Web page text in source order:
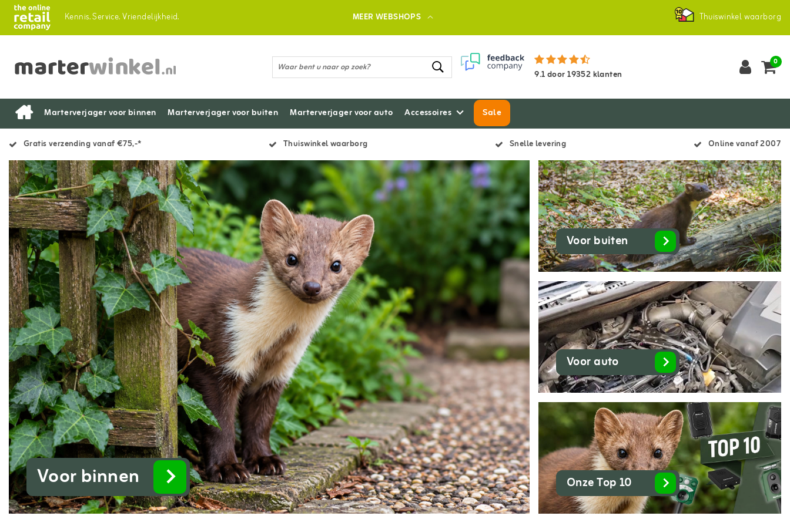
Kennis.Service.Vriendelijkheid. MEER WEBSHOPS Thuiswinkel waarborg
9.1door19352klanten
0
Marterverjager voor binnen Marterverjager voor buiten Marterverjager voor auto Accessoires Sale
Gratis verzending vanaf €75,-* Thuiswinkel waarborg Snelle levering Online vanaf 2007
Voor binnen
Voor buiten
Voor auto
Onze Top 10